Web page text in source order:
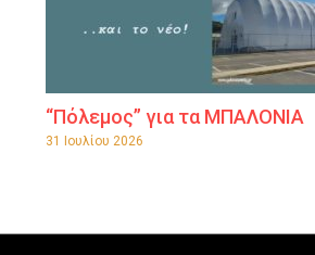
“Πόλεμος” για τα ΜΠΑΛΟΝΙΑ
31 Ιουλίου 2026